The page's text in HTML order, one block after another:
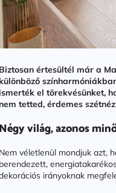
Biztosan értesültél már a
különböző
el törekvésünket,
tetted, érdemes
Négy világ, azonos
Nem véletlenül mondjuk azt,
berendezett,
irányoknak